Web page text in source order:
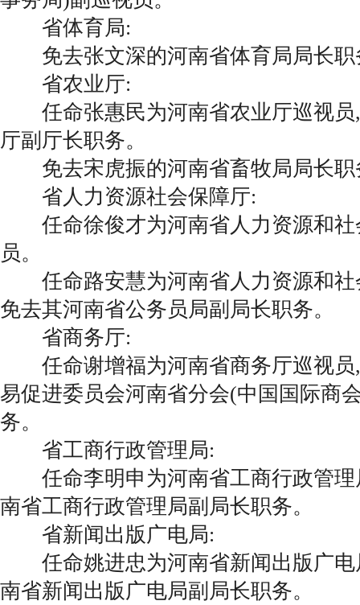
省体育局:
免去张文深的河南省体育局局长职
省农业厅:
任命张惠民为河南省农业厅巡视员,
厅副厅长职务。
免去宋虎振的河南省畜牧局局长职
省人力资源社会保障厅:
任命徐俊才为河南省人力资源和社
员。
任命路安慧为河南省人力资源和社
免去其河南省公务员局副局长职务。
省商务厅:
任命谢增福为河南省商务厅巡视员,
易促进委员会河南省分会(中国国际商
务。
省工商行政管理局:
任命李明申为河南省工商行政管理
南省工商行政管理局副局长职务。
省新闻出版广电局:
任命姚进忠为河南省新闻出版广电
南省新闻出版广电局副局长职务。